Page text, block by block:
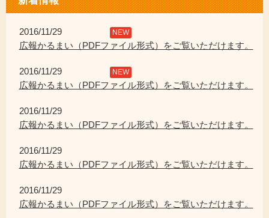
メ
表
2016/11/29 NEW
広報かるまい（PDFファイル形式）をご覧いただけます。
2016/11/29 NEW
広報かるまい（PDFファイル形式）をご覧いただけます。
2016/11/29
広報かるまい（PDFファイル形式）をご覧いただけます。
2016/11/29
広報かるまい（PDFファイル形式）をご覧いただけます。
2016/11/29
広報かるまい（PDFファイル形式）をご覧いただけます。